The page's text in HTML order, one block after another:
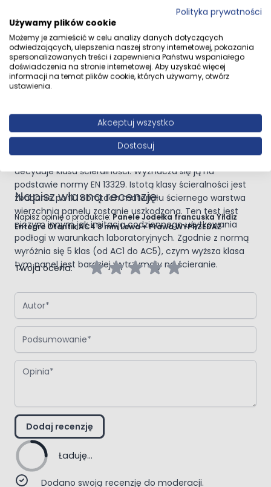
Struktura Astro
StrukturaAstrow panelach podłogowych markiYildiz
Entegreoznacza specyficzne wykończenie powierzchni
paneli, które jest zaprojektowane tak, aby imitować
naturalne materiały, jak drewno, zwiększając
jednocześnie funkcjonalność poprzez poprawę
specjalnego charakteru, sprawiając, że są one nie tylko
piękne, ale i praktyczne.
O tym jak trwała i wytrzymała jest powierzchnia panela
decyduje klasa ścieralności. Wyznacza się ją na
podstawie normy EN 13329. Istotą klasy ścieralności jest
zbadanie po ilu obrotach materiału ściernego warstwa
wierzchnia panelu zostanie uszkodzona. Ten test jest
niczym innym jak imitacją codziennego użytkowania
podłogi w warunkach laboratoryjnych. Zgodnie z normą
wyróżnia się 5 klas (od AC1 do AC5), czym wyższa klasa
tym panel jest bardziej wytrzymały na ścieranie.
MULTI-FORM II Sp. z o.o.
Fabryczna 11
Przejdź do całego opisu
Opinie klientów
Napisz własną recenzję
Napisz opinię o produkcie:Panele Jodełka francuska Yildiz
Entegre Otantik AC4 8 mm Lewa + Prawa WYPRZEDAŻ
Twoja ocena:
Autor
Podsumowanie
Opinia
Dodaj recenzję
Ładuję...
Dodano swoją recenzję do moderacji.
Polityka prywatności
Używamy plików cookie
Możemy je zamieścić w celu analizy danych dotyczących
odwiedzających, ulepszenia naszej strony internetowej, pokazania
spersonalizowanych treści i zapewnienia Państwu wspaniałego
doświadczenia na stronie internetowej. Aby uzyskać więcej
informacji na temat plików cookie, których używamy, otwórz
ustawienia.
Akceptuj wszystko
Dostosuj